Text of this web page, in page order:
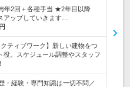
年2回＋各種手当 ★2年目以降
アップしていきます…
ティブワーク】新しい建物をつ
役。スケジュール調整やスタッフ
・経験・専門知識は一切不問／